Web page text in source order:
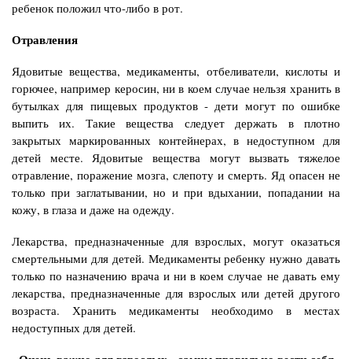
ребенок положил что-либо в рот.
Отравления
Ядовитые вещества, медикаменты, отбеливатели, кислоты и
горючее, например керосин, ни в коем случае нельзя хранить в
бутылках для пищевых продуктов - дети могут по ошибке
выпить их. Такие вещества следует держать в плотно
закрытых маркированных контейнерах, в недоступном для
детей месте. Ядовитые вещества могут вызвать тяжелое
отравление, поражение мозга, слепоту и смерть. Яд опасен не
только при заглатывании, но и при вдыхании, попадании на
кожу, в глаза и даже на одежду.
Лекарства, предназначенные для взрослых, могут оказаться
смертельными для детей. Медикаменты ребенку нужно давать
только по назначению врача и ни в коем случае не давать ему
лекарства, предназначенные для взрослых или детей другого
возраста. Хранить медикаменты необходимо в местах
недоступных для детей.